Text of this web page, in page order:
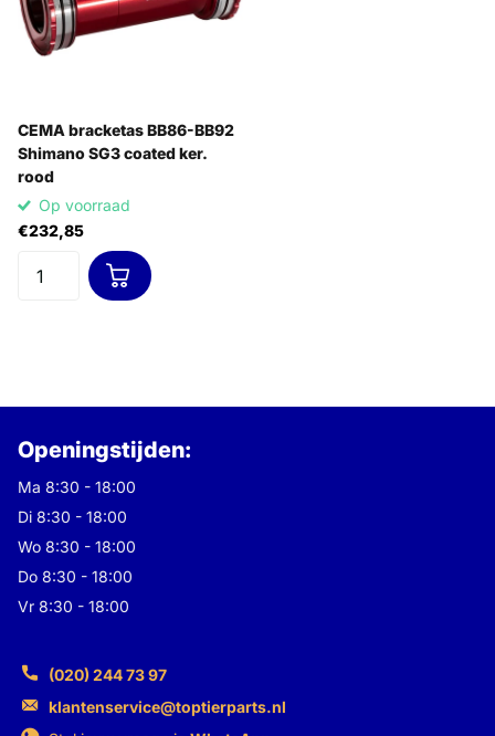
CEMA bracketas BB86-BB92
Shimano SG3 coated ker.
rood
Op voorraad
€232,85
Openingstijden:
Ma 8:30 - 18:00
Di 8:30 - 18:00
Wo 8:30 - 18:00
Do 8:30 - 18:00
Vr 8:30 - 18:00
(020) 244 73 97
klantenservice@toptierparts.nl